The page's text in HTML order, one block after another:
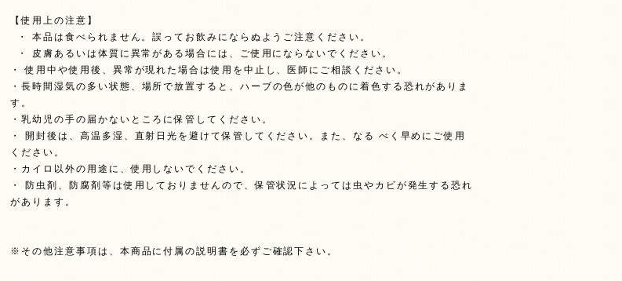
【使用上の注意】
・ 本品は食べられません。誤ってお飲みにならぬようご注意ください。
・ 皮膚あるいは体質に異常がある場合には、ご使用にならないでください。
・ 使用中や使用後、異常が現れた場合は使用を中止し、医師にご相談ください。
・長時間湿気の多い状態、場所で放置すると、ハーブの色が他のものに着色する恐れがありま
す。
・乳幼児の手の届かないところに保管してください。
・ 開封後は、高温多湿、直射日光を避けて保管してください。また、なる べく早めにご使用
ください。
・カイロ以外の用途に、使用しないでください。
・ 防虫剤、防腐剤等は使用しておりませんので、保管状況によっては虫やカビが発生する恐れ
があります。
※その他注意事項は、本商品に付属の説明書を必ずご確認下さい。